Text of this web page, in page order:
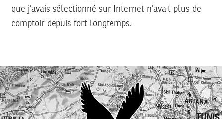
que j’avais sélectionné sur Internet n’avait plus de
comptoir depuis fort longtemps.